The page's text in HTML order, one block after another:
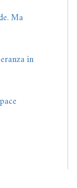
Ma
in